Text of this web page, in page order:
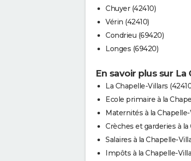
Chuyer (42410)
Vérin (42410)
Condrieu (69420)
Longes (69420)
En savoir plus sur La
La Chapelle-Villars
Ecole primaire à la
Maternités à la
Crèches et garderies à
Salaires à la Chapelle-
Impôts à la Chapelle-